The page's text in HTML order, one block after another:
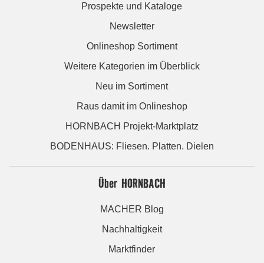
Prospekte und Kataloge
Newsletter
Onlineshop Sortiment
Weitere Kategorien im Überblick
Neu im Sortiment
Raus damit im Onlineshop
HORNBACH Projekt-Marktplatz
BODENHAUS: Fliesen. Platten. Dielen
Über HORNBACH
MACHER Blog
Nachhaltigkeit
Marktfinder